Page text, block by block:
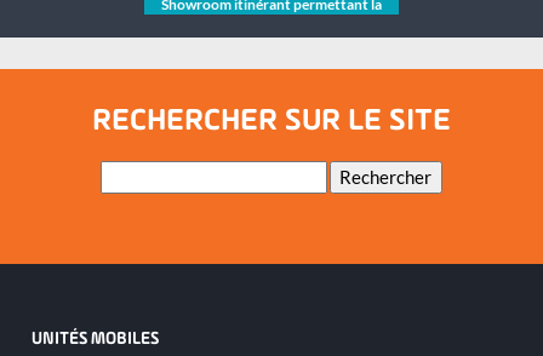
Showroom itinérant permettant la
RECHERCHER SUR LE SITE
Mots-
Rechercher
UNITÉS MOBILES